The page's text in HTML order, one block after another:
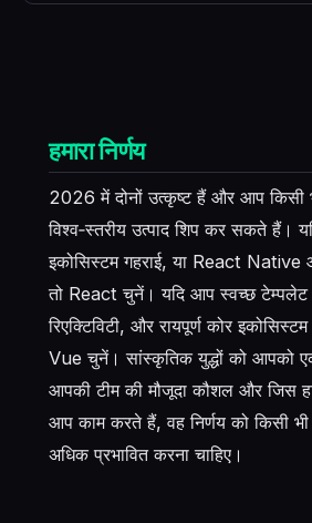
हमारा निर्णय
2026 में दोनों उत्कृष्ट हैं और आप किसी
विश्व‑स्तरीय उत्पाद शिप कर सकते हैं।
इकोसिस्टम गहराई, या React Native
तो React चुनें। यदि आप स्वच्छ टेम्पलेट
रिएक्टिविटी, और रायपूर्ण कोर
Vue चुनें। सांस्कृतिक युद्धों को आपको
आपकी टीम की मौजूदा कौशल और जिस
आप काम करते हैं, वह निर्णय को किसी
अधिक प्रभावित करना चाहिए।